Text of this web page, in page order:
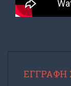
ΕΓΓΡΑΦΉ